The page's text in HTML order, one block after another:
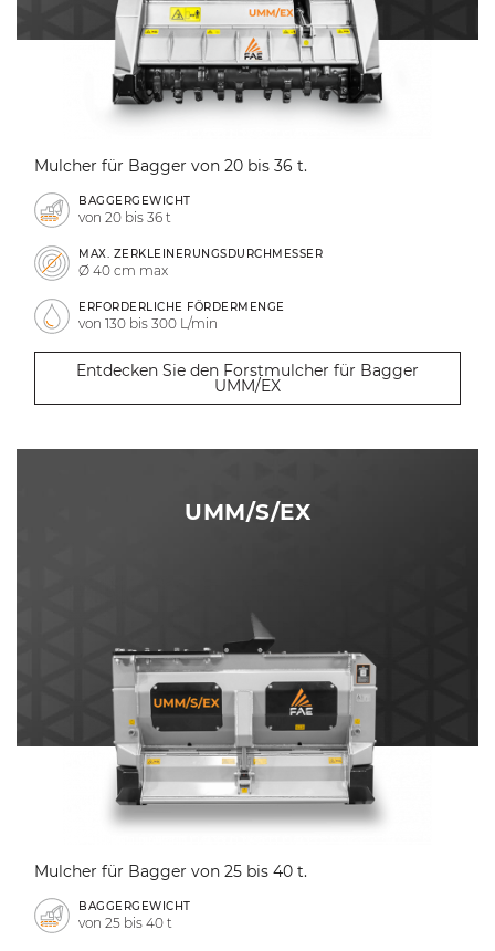
Mulcher für Bagger von 20 bis 36 t.
BAGGERGEWICHT
von 20 bis 36 t
MAX. ZERKLEINERUNGSDURCHMESSER
Ø 40 cm max
ERFORDERLICHE FÖRDERMENGE
von 130 bis 300 L/min
Entdecken Sie den Forstmulcher für Bagger
UMM/EX
UMM/S/EX
Mulcher für Bagger von 25 bis 40 t.
BAGGERGEWICHT
von 25 bis 40 t